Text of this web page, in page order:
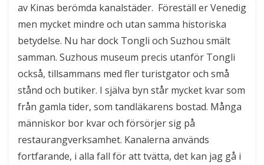
av Kinas berömda kanalstäder. Föreställ er Venedig
men mycket mindre och utan samma historiska
betydelse. Nu har dock Tongli och Suzhou smält
samman. Suzhous museum precis utanför Tongli
också, tillsammans med fler turistgator och små
stånd och butiker. I själva byn står mycket kvar som
från gamla tider, som tandläkarens bostad. Många
människor bor kvar och försörjer sig på
restaurangverksamhet. Kanalerna används
fortfarande, i alla fall för att tvätta, det kan jag gå i